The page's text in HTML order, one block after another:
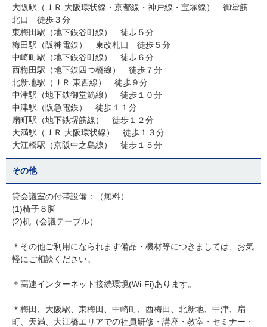
大阪駅（ＪＲ 大阪環状線・京都線・神戸線・宝塚線） 御堂筋
北口 徒歩３分
東梅田駅（地下鉄谷町線） 徒歩５分
梅田駅（阪神電鉄） 東改札口 徒歩５分
中崎町駅（地下鉄谷町線） 徒歩６分
西梅田駅（地下鉄四つ橋線） 徒歩７分
北新地駅（ＪＲ 東西線） 徒歩９分
中津駅（地下鉄御堂筋線） 徒歩１０分
中津駅（阪急電鉄） 徒歩１１分
扇町駅（地下鉄堺筋線） 徒歩１２分
天満駅（ＪＲ 大阪環状線） 徒歩１３分
大江橋駅（京阪中之島線） 徒歩１５分
その他
貸会議室の付帯設備：（無料）
(1)椅子８脚
(2)机（会議テーブル）
＊その他ご利用になられます備品・機材等につきましては、お気
軽にご相談ください。
＊高速インターネット接続環境(Wi-Fi)あります。
＊梅田、大阪駅、東梅田、中崎町、西梅田、北新地、中津、扇
町、天満、大江橋エリアでの社員研修・講座・教室・セミナー・